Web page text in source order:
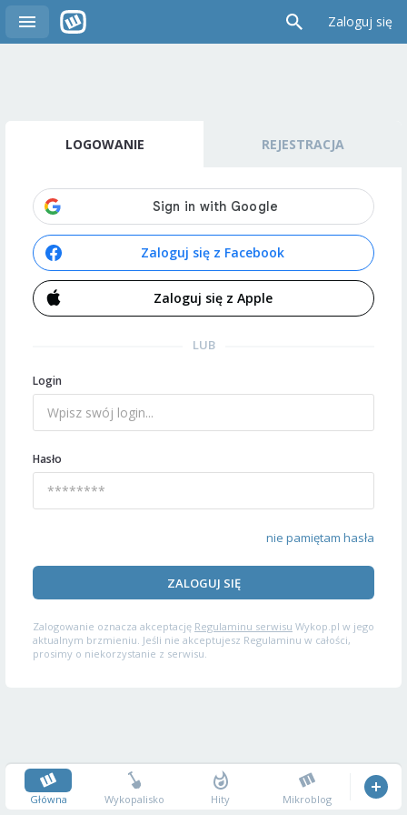
Zaloguj się
LOGOWANIE REJESTRACJA
Zaloguj się z Facebook
Zaloguj się z Apple
LUB
Login
Hasło
nie pamiętam hasła
ZALOGUJ SIĘ
Zalogowanie oznacza akceptację Regulaminu serwisu Wykop.pl w jego
aktualnym brzmieniu. Jeśli nie akceptujesz Regulaminu w całości,
prosimy o niekorzystanie z serwisu.
Główna Wykopalisko Hity Mikroblog